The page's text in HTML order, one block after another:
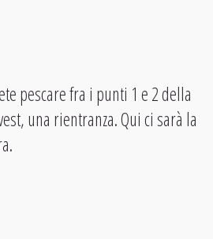
pescare fra i punti 1 e 2 della
una rientranza. Qui ci sarà la